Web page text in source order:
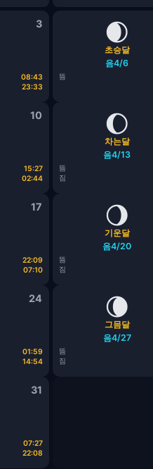
3
08:43
23:33
🌒
초승달
음4/6
뜸
10
15:27
02:44
🌔
차는달
음4/13
뜸
짐
17
22:09
07:10
🌖
기운달
음4/20
뜸
짐
24
01:59
14:54
🌘
그믐달
음4/27
뜸
짐
31
07:27
22:08